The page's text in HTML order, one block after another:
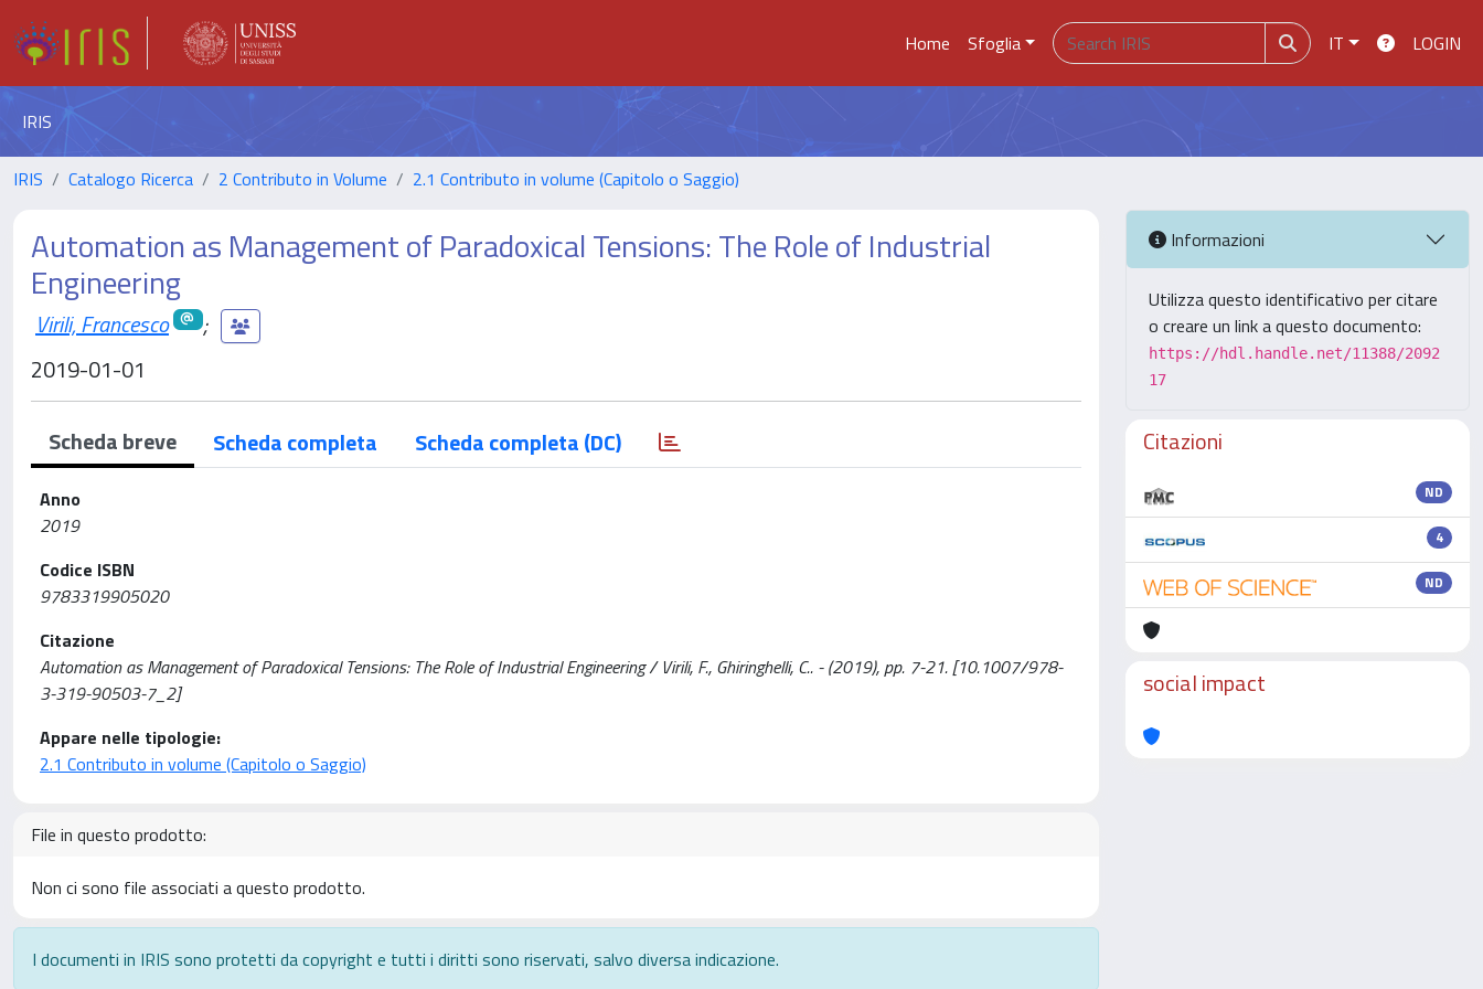
Home Sfoglia IT LOGIN
IRIS
IRIS Catalogo Ricerca 2 Contributo in Volume 2.1 Contributo in volume (Capitolo o Saggio)
Automation as Management of Paradoxical Tensions: The Role of Industrial
Engineering
Virili, Francesco
;
2019-01-01
Scheda breve Scheda completa Scheda completa (DC)
Anno
2019
Codice ISBN
9783319905020
Citazione
Automation as Management of Paradoxical Tensions: The Role of Industrial Engineering / Virili, F., Ghiringhelli, C.. - (2019), pp. 7-21. [10.1007/978-
3-319-90503-7_2]
Appare nelle tipologie:
2.1 Contributo in volume (Capitolo o Saggio)
File in questo prodotto:
Non ci sono file associati a questo prodotto.
I documenti in IRIS sono protetti da copyright e tutti i diritti sono riservati, salvo diversa indicazione.
Informazioni
Utilizza questo identificativo per citare
o creare un link a questo documento:
https://hdl.handle.net/11388/2092
17
Citazioni
ND
4
ND
social impact